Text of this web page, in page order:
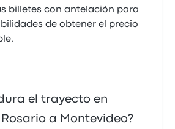
billetes con antelación para
de obtener el precio
el trayecto en
a Montevideo?